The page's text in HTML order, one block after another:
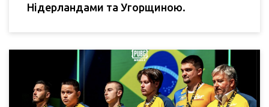
Нідерландами та Угорщиною.